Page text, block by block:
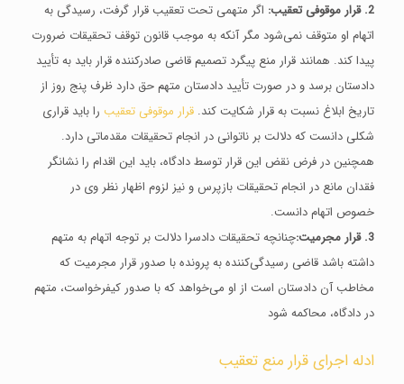
2. قرار موقوفی تعقیب:
اگر متهمی تحت تعقیب قرار گرفت، رسیدگی به
اتهام او متوقف نمی‌شود مگر آنکه به موجب قانون توقف تحقیقات ضرورت
پیدا کند. همانند قرار منع پیگرد تصمیم قاضی صادرکننده قرار باید به تأیید
دادستان برسد و در صورت تأیید دادستان متهم حق دارد ظرف پنج روز از
تاریخ ابلاغ نسبت به قرار شکایت کند. قرار موقوفی تعقیب را باید قراری
شکلی دانست که دلالت بر ناتوانی در انجام تحقیقات مقدماتی دارد.
همچنین در فرض نقض این قرار توسط دادگاه، باید این اقدام را نشانگر
فقدان مانع در انجام تحقیقات بازپرس و نیز لزوم اظهار نظر وی در
خصوص اتهام دانست.
3. قرار مجرمیت:
چنانچه تحقیقات دادسرا دلالت بر توجه اتهام به متهم
داشته باشد قاضی رسیدگی‌کننده به پرونده با صدور قرار مجرمیت که
مخاطب آن دادستان است از او می‌خواهد که با صدور کیفرخواست، متهم
در دادگاه، محاکمه شود
ادله اجرای قرار منع تعقیب